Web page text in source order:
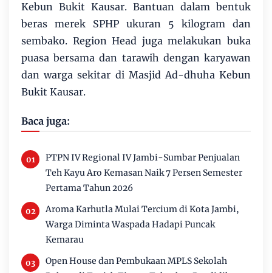
Kebun Bukit Kausar. Bantuan dalam bentuk
beras merek SPHP ukuran 5 kilogram dan
sembako. Region Head juga melakukan buka
puasa bersama dan tarawih dengan karyawan
dan warga sekitar di Masjid Ad-dhuha Kebun
Bukit Kausar.
Baca juga:
PTPN IV Regional IV Jambi-Sumbar Penjualan
Teh Kayu Aro Kemasan Naik 7 Persen Semester
Pertama Tahun 2026
Aroma Karhutla Mulai Tercium di Kota Jambi,
Warga Diminta Waspada Hadapi Puncak
Kemarau
Open House dan Pembukaan MPLS Sekolah